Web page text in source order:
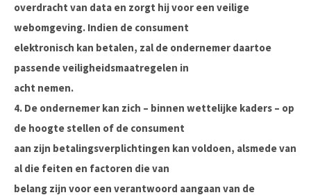
overdracht van data en zorgt hij voor een veilige
webomgeving. Indien de consument
elektronisch kan betalen, zal de ondernemer daartoe
passende veiligheidsmaatregelen in
acht nemen.
4. De ondernemer kan zich – binnen wettelijke kaders – op
de hoogte stellen of de consument
aan zijn betalingsverplichtingen kan voldoen, alsmede van
al die feiten en factoren die van
belang zijn voor een verantwoord aangaan van de